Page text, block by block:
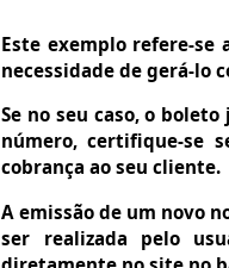
Este exemplo refere-
necessidade de gerá-lo
Se no seu caso, o
número, certifique-se
cobrança ao seu cliente.
A emissão de um novo
ser realizada pelo